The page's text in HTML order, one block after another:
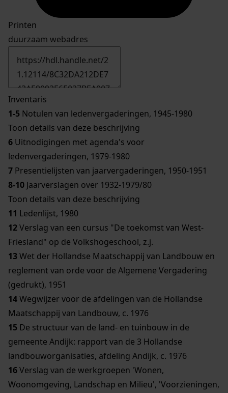
Printen
duurzaam webadres
Inventaris
1-5 Notulen van ledenvergaderingen, 1945-1980
Toon details van deze beschrijving
6 Uitnodigingen met agenda's voor
ledenvergaderingen, 1979-1980
7 Presentielijsten van jaarvergaderingen, 1950-1951
8-10 Jaarverslagen over 1932-1979/80
Toon details van deze beschrijving
11 Ledenlijst, 1980
12Verslag van een cursus "De toekomst van West-
Friesland" op de Volkshogeschool, z.j.
13Wet der Hollandse Maatschappij van Landbouw en
reglement van orde voor de Algemene Vergadering
(gedrukt), 1951
14Wegwijzer voor de afdelingen van de Hollandse
Maatschappij van Landbouw, c. 1976
15 De structuur van de land- en tuinbouw in de
gemeente Andijk: rapport van de 3 Hollandse
landbouworganisaties, afdeling Andijk, c. 1976
16Verslag van de werkgroepen 'Wonen,
Woonomgeving, Landschap en Milieu', 'Voorzieningen,